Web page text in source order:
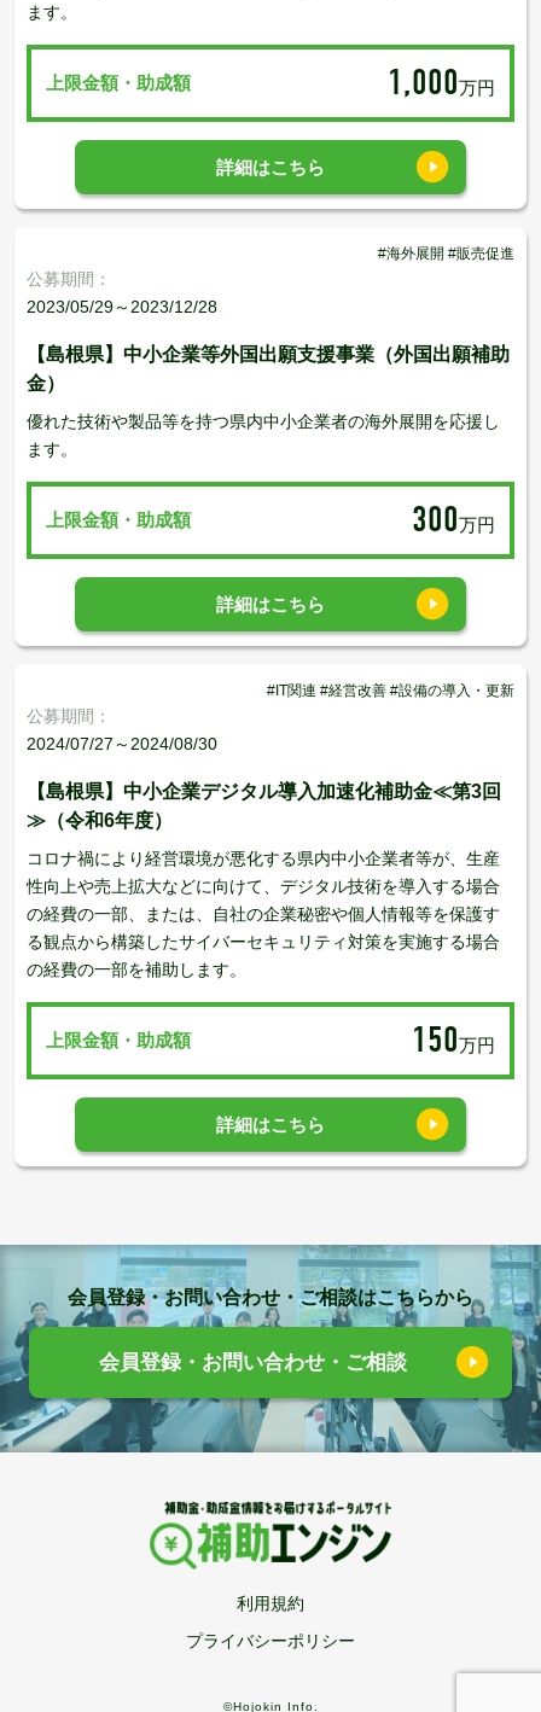
ます。
上限金額・助成額 1,000万円
詳細はこちら
#海外展開 #販売促進
公募期間：
2023/05/29～2023/12/28
【島根県】中小企業等外国出願支援事業（外国出願補助
金）
優れた技術や製品等を持つ県内中小企業者の海外展開を応援し
ます。
上限金額・助成額 300万円
詳細はこちら
#IT関連 #経営改善 #設備の導入・更新
公募期間：
2024/07/27～2024/08/30
【島根県】中小企業デジタル導入加速化補助金≪第3回
≫（令和6年度）
コロナ禍により経営環境が悪化する県内中小企業者等が、生産
性向上や売上拡大などに向けて、デジタル技術を導入する場合
の経費の一部、または、自社の企業秘密や個人情報等を保護す
る観点から構築したサイバーセキュリティ対策を実施する場合
の経費の一部を補助します。
上限金額・助成額 150万円
詳細はこちら
会員登録・お問い合わせ・ご相談はこちらから
会員登録・お問い合わせ・ご相談
利用規約
プライバシーポリシー
©Hojokin Info.